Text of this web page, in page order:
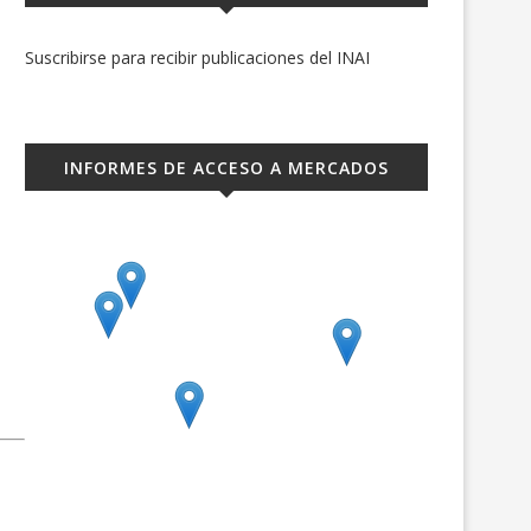
Suscribirse para recibir publicaciones del INAI
INFORMES DE ACCESO A MERCADOS